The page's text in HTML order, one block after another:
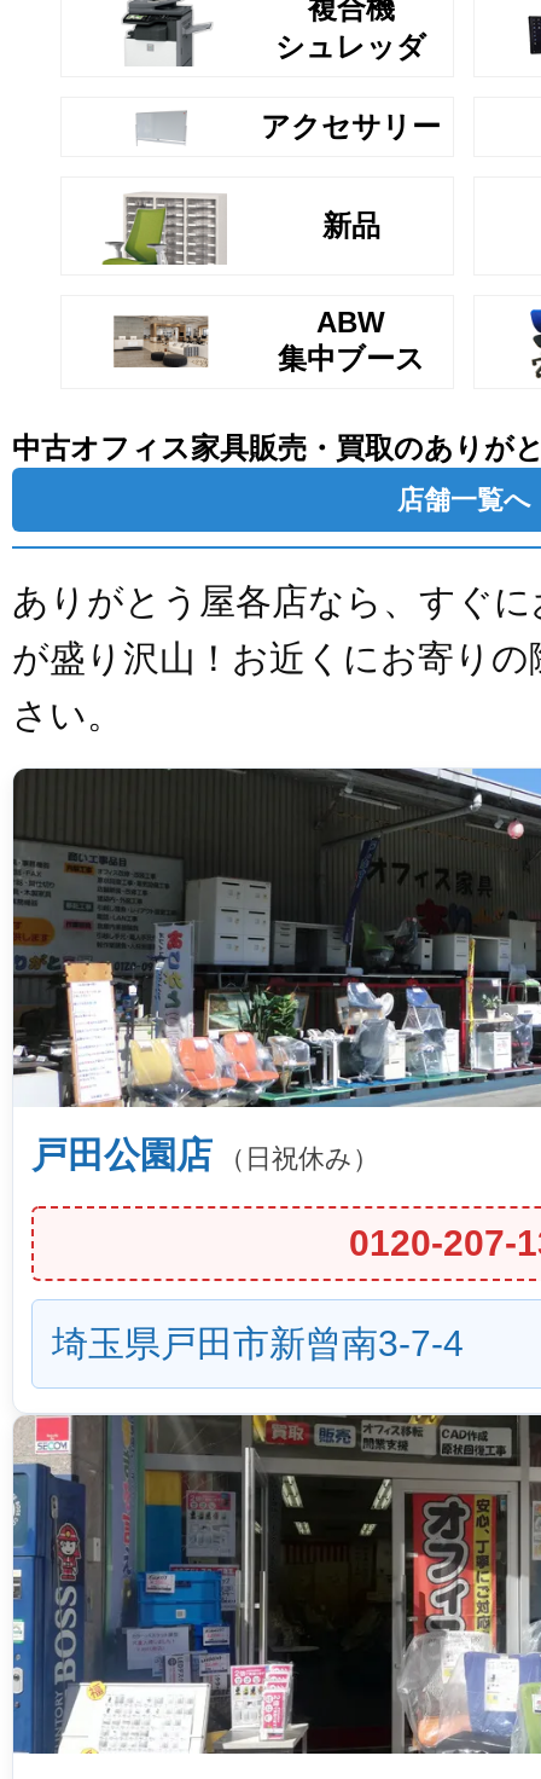
複合機
シュレッダ
アクセサリー
新品
ABW
集中ブース
中古オフィス家具販売・買取のありが
店舗一覧へ
ありがとう屋各店なら、すぐ
が盛り沢山！お近くにお寄り
さい。
戸田公園店 （日祝休み）
0120-207-
埼玉県戸田市新曾南3-7-4